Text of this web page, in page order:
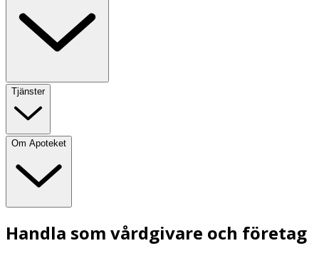
Tjänster
Om Apoteket
Handla som vårdgivare och företag